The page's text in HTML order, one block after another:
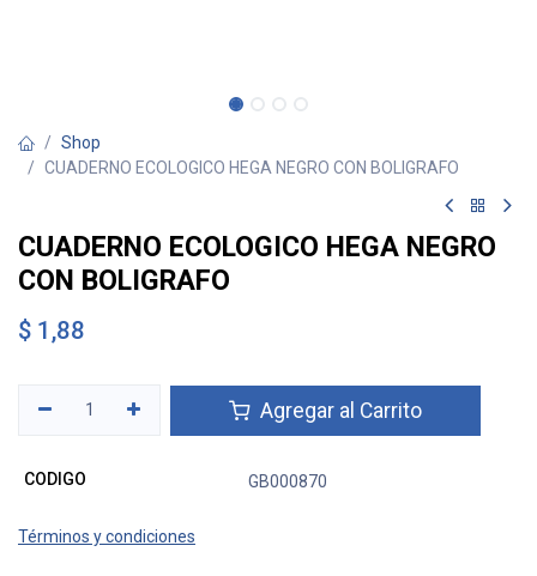
Shop
CUADERNO ECOLOGICO HEGA NEGRO CON BOLIGRAFO
CUADERNO ECOLOGICO HEGA NEGRO
CON BOLIGRAFO
$ 1,88
Agregar al Carrito
CODIGO GB000870
Términos y condiciones